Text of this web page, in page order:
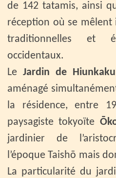
de 142 tatamis, ainsi
réception où se mêlent
traditionnelles et
occidentaux.
LeJardin de Hiunkaku
aménagé
la résidence, entre
paysagiste tokyoïte
jardinier de
l’époque Taishō mais
La particularité du